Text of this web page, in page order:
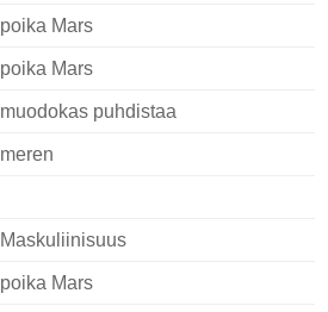
poika Mars
poika Mars
muodokas puhdistaa
meren
Maskuliinisuus
poika Mars